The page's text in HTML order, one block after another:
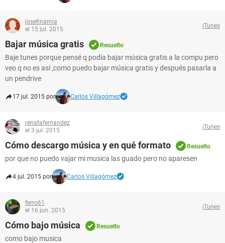
josefinamia
el 15 jul. 2015
iTunes
Bajar música gratis Resuelto
Baje tunes porque pensé q podía bajar música gratis a la compu pero
veo q no es así ,como puedo bajar música gratis y después pasarla a
un pendrive
17 jul. 2015 por Carlos Villagómez
renatafernandez
el 3 jul. 2015
iTunes
Cómo descargo música y en qué formato Resuelto
por que no puedo vajar mi musica las guado pero no aparesen
4 jul. 2015 por Carlos Villagómez
ferro61
el 16 jun. 2015
iTunes
Cómo bajo música Resuelto
como bajo musica